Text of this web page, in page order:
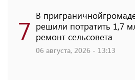
7 В
решили потратить 1,7
ремонт сельсовета
06 августа, 2026 - 13:13